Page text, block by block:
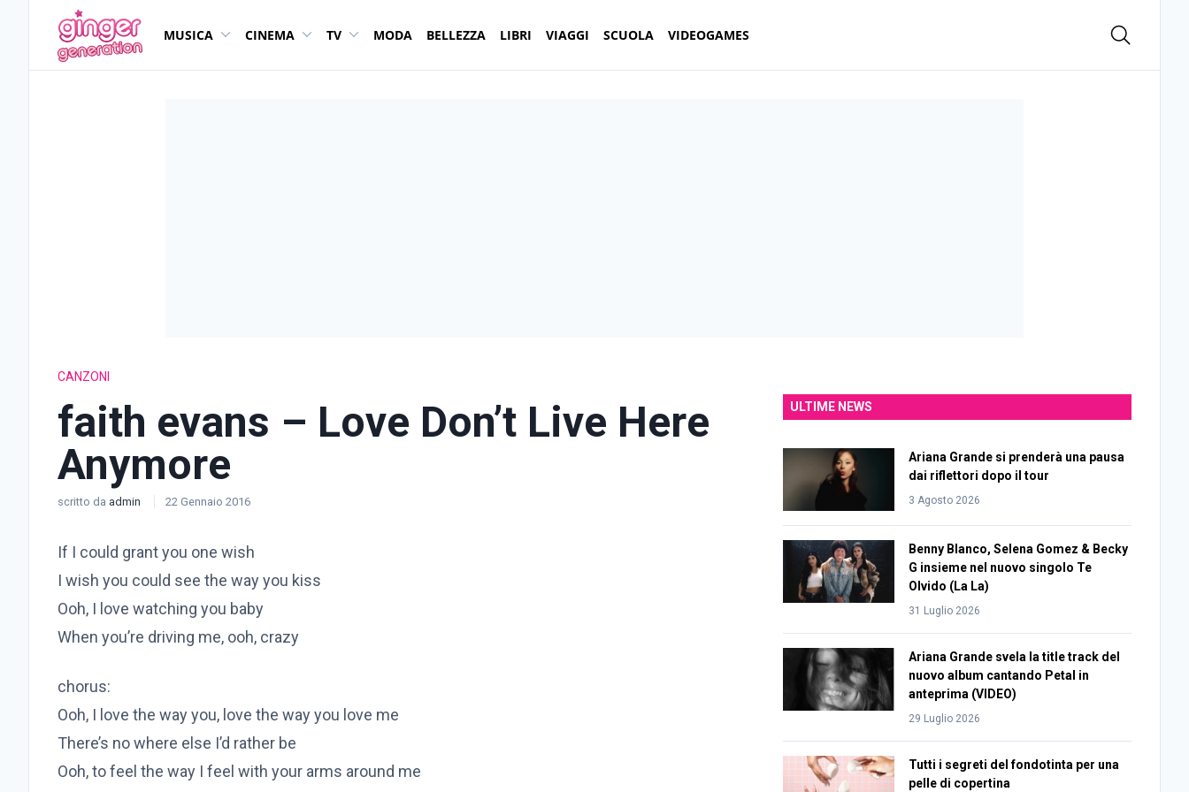
MUSICA CINEMA TV MODA BELLEZZA LIBRI VIAGGI SCUOLA VIDEOGAMES
CANZONI
faith evans – Love Don’t Live Here
Anymore
scritto da admin 22 Gennaio 2016
If I could grant you one wish
I wish you could see the way you kiss
Ooh, I love watching you baby
When you’re driving me, ooh, crazy
chorus:
Ooh, I love the way you, love the way you love me
There’s no where else I’d rather be
Ooh, to feel the way I feel with your arms around me
ULTIME NEWS
Ariana Grande si prenderà una pausa
dai riflettori dopo il tour
3 Agosto 2026
Benny Blanco, Selena Gomez & Becky
G insieme nel nuovo singolo Te
Olvido (La La)
31 Luglio 2026
Ariana Grande svela la title track del
nuovo album cantando Petal in
anteprima (VIDEO)
29 Luglio 2026
Tutti i segreti del fondotinta per una
pelle di copertina